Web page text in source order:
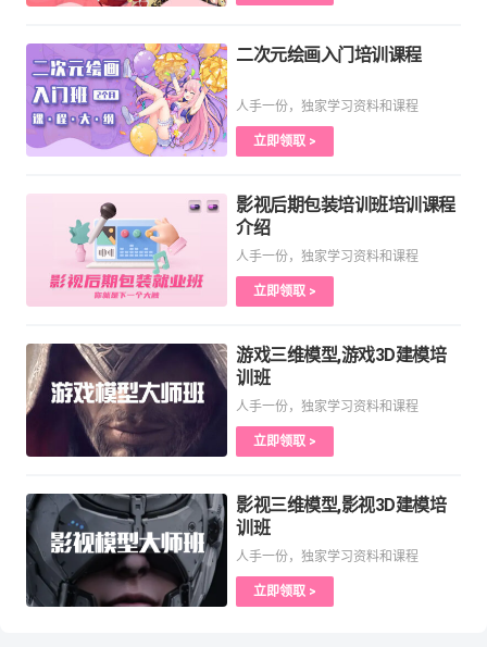
二次元绘画入门培训课程
人手一份，独家学习资料和课程
立即领取 >
影视后期包装培训班培训课程
介绍
人手一份，独家学习资料和课程
立即领取 >
游戏三维模型,游戏3D建模培
训班
人手一份，独家学习资料和课程
立即领取 >
影视三维模型,影视3D建模培
训班
人手一份，独家学习资料和课程
立即领取 >